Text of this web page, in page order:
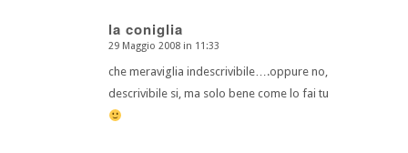
la coniglia
dice:
29 Maggio 2008 in 11:33
che meraviglia indescrivibile….oppure no,
descrivibile si, ma solo bene come lo fai tu